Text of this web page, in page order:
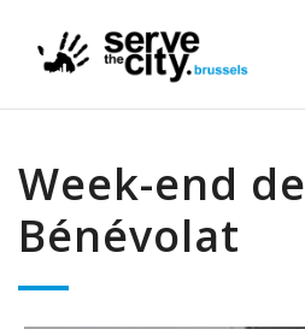
Week-end de
Bénévolat